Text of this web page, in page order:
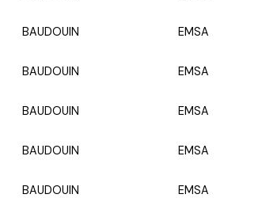
BAUDOUIN EMSA
BAUDOUIN EMSA
BAUDOUIN EMSA
BAUDOUIN EMSA
BAUDOUIN EMSA